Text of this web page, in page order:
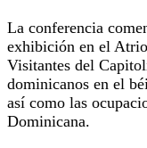
La conferencia
exhibición en el
Visitantes del
dominicanos en el
así como las
Dominicana.